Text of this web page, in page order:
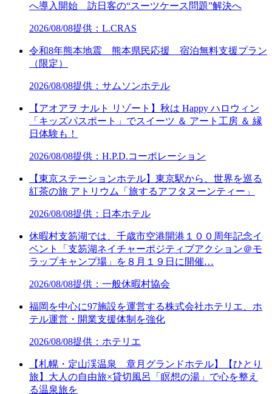
へ導入開始 訪日客の“スーツケース問題”解決へ
2026/08/08提供：L.CRAS
令和8年熊本地震 熊本県民応援 宿泊無料支援プラン
（限定）
2026/08/08提供：サムソンホテル
【アオアヲ ナルト リゾート】秋は Happy ハロウィン
「キッズパスポート」でスイーツ ＆ アート工房 ＆ 縁
日体験も！
2026/08/08提供：H.P.D.コーポレーション
【東京ステーションホテル】東京駅から、世界を巡る
紅茶の旅 アトリウム「旅するアフタヌーンティー」
2026/08/08提供：日本ホテル
休暇村支笏湖では、千歳市空港開港１００周年記念イ
ベント「支笏湖ネイチャーポジティブアクション＠モ
ラップキャンプ場」を８月１９日に開催…
2026/08/08提供：一般休暇村協会
福岡を中心に97施設を運営する株式会社ホテリエ、ホ
テル運営・開業支援体制を強化
2026/08/08提供：ホテリエ
【札幌・定山渓温泉 章月グランドホテル】【ひとり
旅】大人の自由旅×貸切風呂「瞑想の湯」で心を整え
る温泉旅を